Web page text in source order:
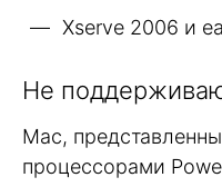
Xserve 2006 и
Не
Mac,
процессорами